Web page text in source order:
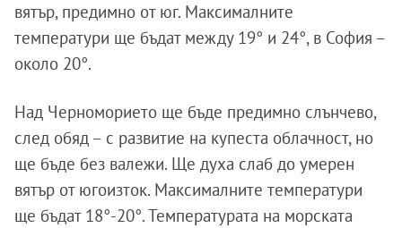
вятър, предимно от юг. Максималните
температури ще бъдат между 19° и 24°, в София –
около 20°.
Над Черноморието ще бъде предимно слънчево,
след обяд – с развитие на купеста облачност, но
ще бъде без валежи. Ще духа слаб до умерен
вятър от югоизток. Максималните температури
ще бъдат 18°-20°. Температурата на морската